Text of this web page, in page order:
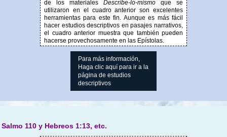
de los materiales Describe-lo-mismo que se
utilizaron en el cuadro anterior son excelentes
herramientas para este fin. Aunque es más fácil
hacer estudios descriptivos en pasajes narrativos,
el cuadro anterior muestra que también pueden
hacerse provechosamente en las Epístolas.
Para más información,
Haga clic aquí para ir a la
página de estudios
descriptivos
Salmo 110 y Hebreos 1:13, etc.